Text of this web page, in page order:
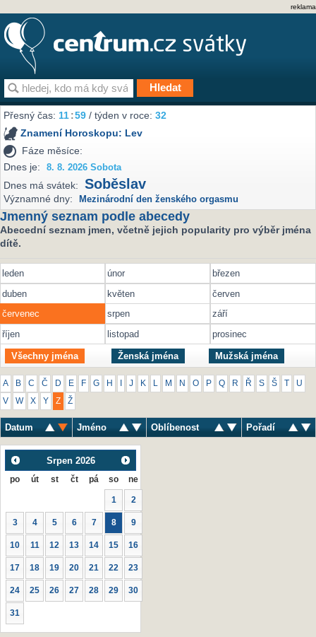
reklama
Přesný čas:11:59 / týden v roce:32
Znamení Horoskopu: Lev
Fáze měsíce:
Dnes je:
8. 8. 2026 Sobota
Dnes má svátek: Soběslav
Významné dny: Mezinárodní den ženského orgasmu
Jmenný seznam podle abecedy
Abecední seznam jmen, včetně jejich popularity pro výběr jména
dítě.
leden únor
březen
duben
květen
červen
červenec
srpen
září
říjen
listopad prosinec
Všechny jména Ženská jména Mužská jména
A B C Č D E F G H J K M N O P Q R Ř S Š U
V W X Y Z Ž
Datum Jméno Oblíbenost Pořadí
Srpen 2026
po út st čt pá so ne
1 2
3 4 5 6 7 8 9
10 11 12 13 14 15 16
17 18 19 20 21 22 23
24 25 26 27 28 29 30
31